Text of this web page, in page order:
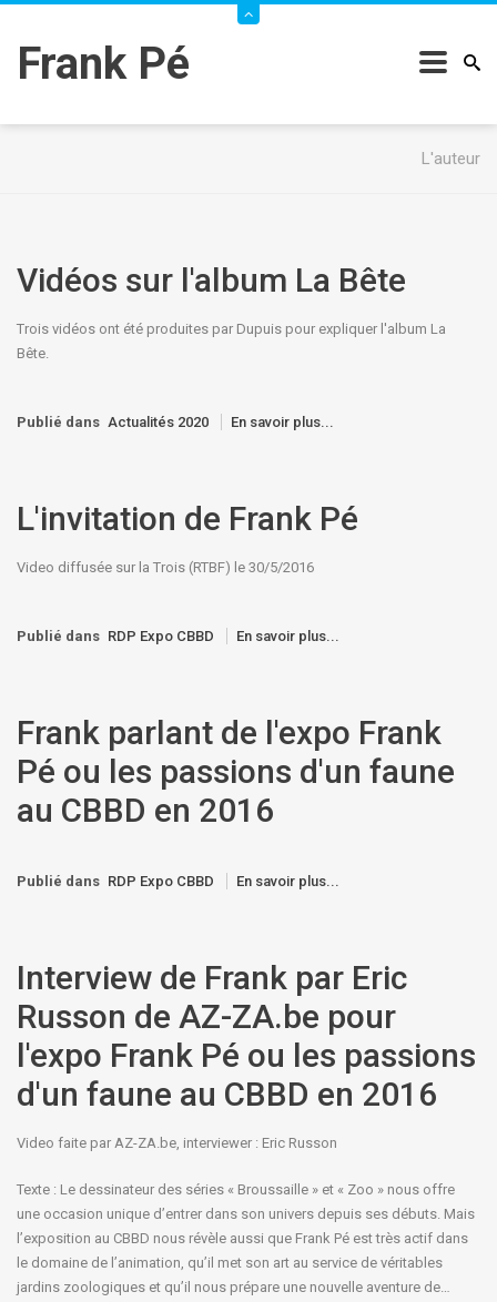
Frank Pé
L'auteur
Vidéos sur l'album La Bête
Trois vidéos ont été produites par Dupuis pour expliquer l'album La
Bête.
Publié dans Actualités 2020 En savoir plus...
L'invitation de Frank Pé
Video diffusée sur la Trois (RTBF) le 30/5/2016
Publié dans RDP Expo CBBD En savoir plus...
Frank parlant de l'expo Frank
Pé ou les passions d'un faune
au CBBD en 2016
Publié dans RDP Expo CBBD En savoir plus...
Interview de Frank par Eric
Russon de AZ-ZA.be pour
l'expo Frank Pé ou les passions
d'un faune au CBBD en 2016
Video faite par AZ-ZA.be, interviewer : Eric Russon
Texte : Le dessinateur des séries « Broussaille » et « Zoo » nous offre
une occasion unique d’entrer dans son univers depuis ses débuts. Mais
l’exposition au CBBD nous révèle aussi que Frank Pé est très actif dans
le domaine de l’animation, qu’il met son art au service de véritables
jardins zoologiques et qu’il nous prépare une nouvelle aventure de…